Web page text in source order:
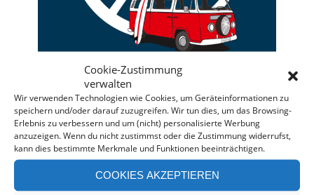
Cookie-Zustimmung
verwalten
Wir verwenden Technologien wie Cookies, um Geräteinformationen zu
speichern und/oder darauf zuzugreifen. Wir tun dies, um das Browsing-
Erlebnis zu verbessern und um (nicht) personalisierte Werbung
anzuzeigen. Wenn du nicht zustimmst oder die Zustimmung widerrufst,
kann dies bestimmte Merkmale und Funktionen beeinträchtigen.
COOKIES AKZEPTIEREN
Deine individuelle Beratung bei der Campermiete
in Deutschland und Europa.
Bei einer Anfrage über diesen Banner erhältst Du
automatisch einen